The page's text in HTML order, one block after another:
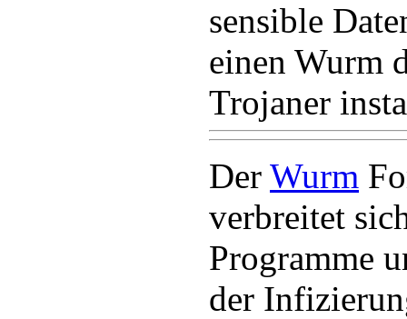
sensible
einen Wurm
Trojaner
Der Wurm
verbreitet
Programme
der